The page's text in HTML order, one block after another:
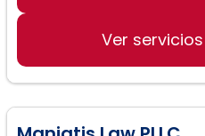
Custodia y
Ver